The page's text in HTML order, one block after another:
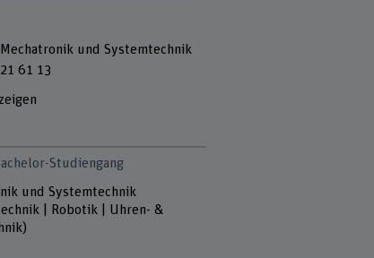
und Systemtechnik
61 13
Studiengang
und Systemtechnik
| Robotik | Uhren- &